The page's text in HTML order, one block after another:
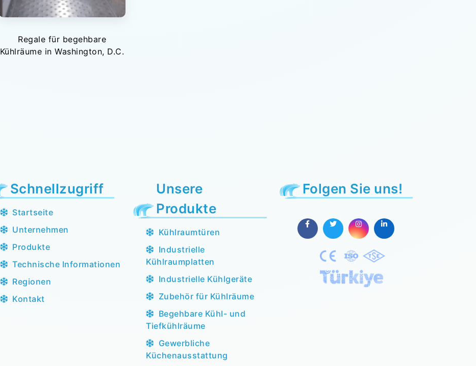
Regale für begehbare
Kühlräume in Washington, D.C.
Schnellzugriff
Startseite
Unternehmen
Produkte
Technische Informationen
Regionen
Kontakt
Unsere
Produkte
Kühlraumtüren
Industrielle
Kühlraumplatten
Industrielle Kühlgeräte
Zubehör für Kühlräume
Begehbare Kühl- und
Tiefkühlräume
Gewerbliche
Küchenausstattung
Folgen Sie uns!